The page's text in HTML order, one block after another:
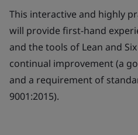
This interactive and highly
will provide first-hand
and the tools of Lean and
continual improvement (a
and a requirement of
9001:2015).